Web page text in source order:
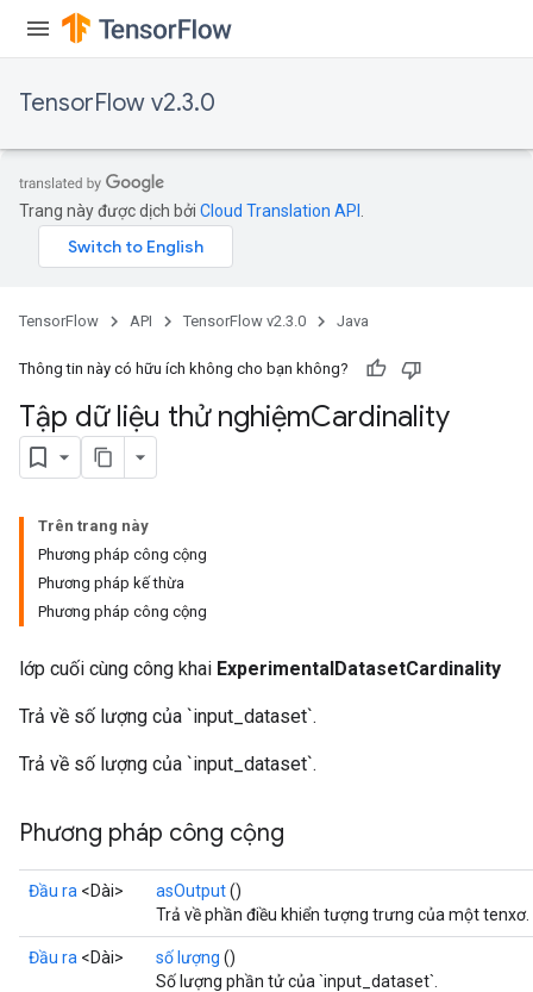
TensorFlow v2.3.0
Trang này được dịch bởi Cloud Translation API
TensorFlow API TensorFlow v2.3.0 Java
Thông tin này có hữu ích không cho bạn không?
Tập dữ liệu thử nghiệmCardinality
Trên trang này
Phương pháp công cộng
Phương pháp kế thừa
Phương pháp công cộng
lớp cuối cùng công khai ExperimentalDatasetCardinality
Trả về số lượng của `input_dataset`.
Trả về số lượng của `input_dataset`.
Phương pháp công cộng
Đầu ra <Dài> asOutput()
Trả về phần điều khiển tượng trưng của một tenxơ.
Đầu ra <Dài> số lượng ()
Số lượng phần tử của `input_dataset`.